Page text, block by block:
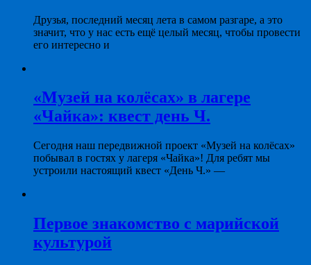
Друзья, последний месяц лета в самом разгаре, а это
значит, что у нас есть ещё целый месяц, чтобы провести
его интересно и
«Музей на колёсах» в лагере
«Чайка»: квест день Ч.
Сегодня наш передвижной проект «Музей на колёсах»
побывал в гостях у лагеря «Чайка»! Для ребят мы
устроили настоящий квест «День Ч.» —
Первое знакомство с марийской
культурой